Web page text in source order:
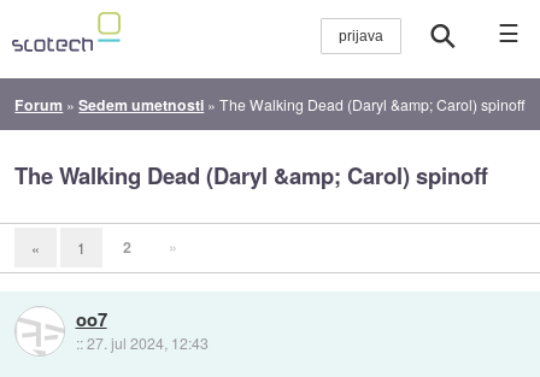
☰
Forum »Sedem umetnosti »The Walking Dead (Daryl &amp; Carol) spinoff
The Walking Dead (Daryl &amp; Carol) spinoff
« 1 2 »
oo7
::27. jul 2024, 12:43